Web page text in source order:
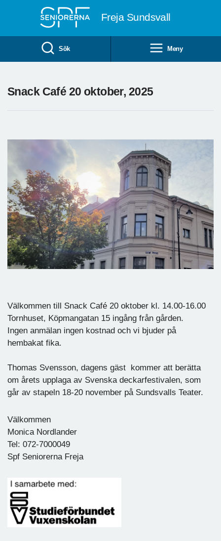
Freja Sundsvall
Sök Meny
Snack Café 20 oktober, 2025
Välkommen till Snack Café 20 oktober kl. 14.00-16.00
Tornhuset, Köpmangatan 15 ingång från gården.
Ingen anmälan ingen kostnad och vi bjuder på
hembakat fika.
Thomas Svensson, dagens gäst kommer att berätta
om årets upplaga av Svenska deckarfestivalen, som
går av stapeln 18-20 november på Sundsvalls Teater.
Välkommen
Monica Nordlander
Tel: 072-7000049
Spf Seniorerna Freja